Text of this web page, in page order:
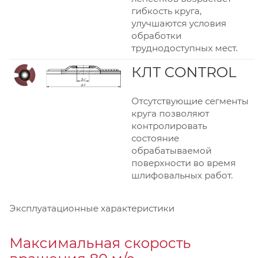
гибкость круга,
улучшаются условия
обработки
труднодоступных мест.
КЛТ CONTROL
Отсутствующие сегменты
круга позволяют
контролировать
состояние
обрабатываемой
поверхности во время
шлифовальных работ.
Эксплуатационные характеристики
Максимальная скорость